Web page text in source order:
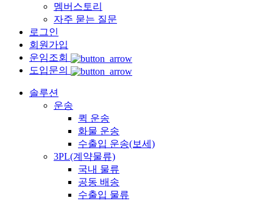
멤버스토리
자주 묻는 질문
로그인
회원가입
운임조회
도입문의
솔루션
운송
퀵 운송
화물 운송
수출입 운송(보세)
3PL(계약물류)
국내 물류
공동 배송
수출입 물류